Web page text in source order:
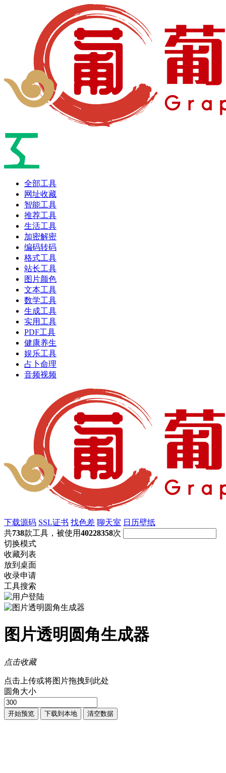
全部工具
网址收藏
智能工具
推荐工具
生活工具
加密解密
编码转码
格式工具
站长工具
图片颜色
文本工具
数学工具
生成工具
实用工具
PDF工具
健康养生
娱乐工具
占卜命理
音频视频
下载源码 SSL证书 找色差 聊天室 日历壁纸
共738款工具，被使用40228358次
切换模式
收藏列表
放到桌面
收录申请
工具搜索
图片透明圆角生成器
点击收藏
点击上传或将图片拖拽到此处
圆角大小
开始预览 下载到本地 清空数据